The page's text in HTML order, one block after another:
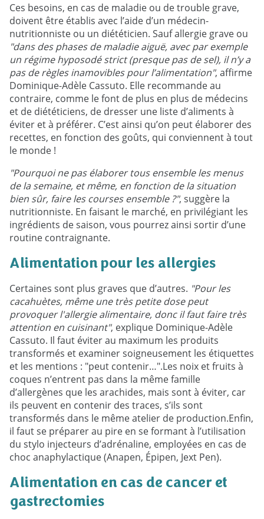
Ces besoins, en cas de maladie ou de trouble grave,
doivent être établis avec l’aide d’un médecin-
nutritionniste ou un diététicien. Sauf allergie grave ou
"dans des phases de maladie aiguë, avec par exemple
un régime hyposodé strict (presque pas de sel), il n’y a
pas de règles inamovibles pour l’alimentation", affirme
Dominique-Adèle Cassuto. Elle recommande au
contraire, comme le font de plus en plus de médecins
et de diététiciens, de dresser une liste d’aliments à
éviter et à préférer. C’est ainsi qu’on peut élaborer des
recettes, en fonction des goûts, qui conviennent à tout
le monde !
"Pourquoi ne pas élaborer tous ensemble les menus
de la semaine, et même, en fonction de la situation
bien sûr, faire les courses ensemble ?", suggère la
nutritionniste. En faisant le marché, en privilégiant les
ingrédients de saison, vous pourrez ainsi sortir d’une
routine contraignante.
Alimentation pour les allergies
Certaines sont plus graves que d’autres. "Pour les
cacahuètes, même une très petite dose peut
provoquer l'allergie alimentaire, donc il faut faire très
attention en cuisinant", explique Dominique-Adèle
Cassuto. Il faut éviter au maximum les produits
transformés et examiner soigneusement les étiquettes
et les mentions : "peut contenir…".Les noix et fruits à
coques n’entrent pas dans la même famille
d’allergènes que les arachides, mais sont à éviter, car
ils peuvent en contenir des traces, s’ils sont
transformés dans le même atelier de production.Enfin,
il faut se préparer au pire en se formant à l’utilisation
du stylo injecteurs d’adrénaline, employées en cas de
choc anaphylactique (Anapen, Épipen, Jext Pen).
Alimentation en cas de cancer et
gastrectomies